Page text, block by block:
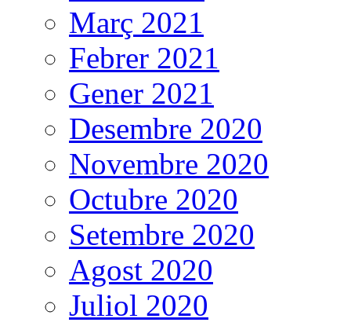
Març 2021
Febrer 2021
Gener 2021
Desembre 2020
Novembre 2020
Octubre 2020
Setembre 2020
Agost 2020
Juliol 2020